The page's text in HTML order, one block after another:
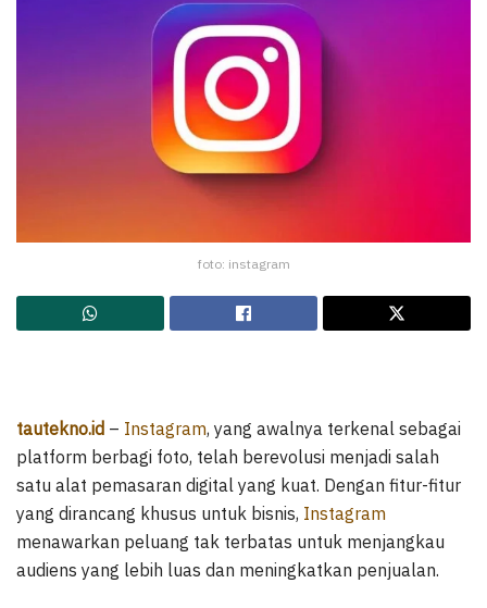
foto: instagram
tautekno.id – Instagram, yang awalnya terkenal sebagai
platform berbagi foto, telah berevolusi menjadi salah
satu alat pemasaran digital yang kuat. Dengan fitur-fitur
yang dirancang khusus untuk bisnis, Instagram
menawarkan peluang tak terbatas untuk menjangkau
audiens yang lebih luas dan meningkatkan penjualan.